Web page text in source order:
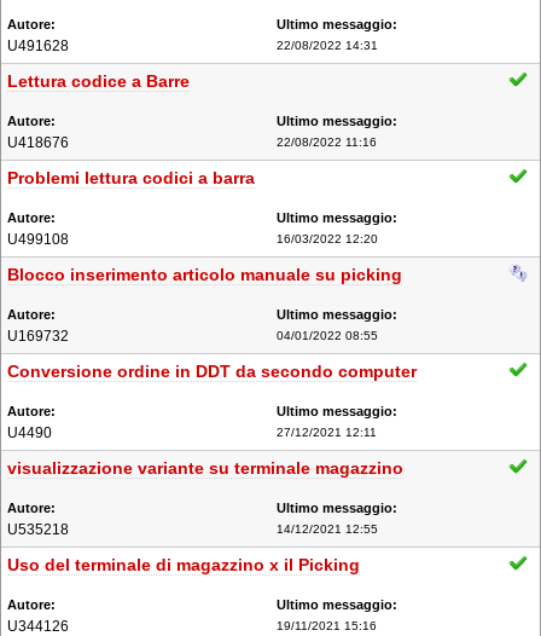
U491628 22/08/2022 14:31
Lettura codice a Barre
U418676 22/08/2022 11:16
Problemi lettura codici a barra
U499108 16/03/2022 12:20
Blocco inserimento articolo manuale su picking
U169732 04/01/2022 08:55
Conversione ordine in DDT da secondo computer
U4490 27/12/2021 12:11
visualizzazione variante su terminale magazzino
U535218 14/12/2021 12:55
Uso del terminale di magazzino x il Picking
U344126 19/11/2021 15:16